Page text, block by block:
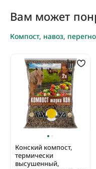
Вам может
Компост, навоз,
Конский компост,
термически
высушенный,